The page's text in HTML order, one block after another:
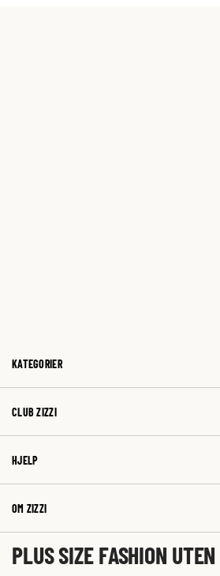
KATEGORIER
CLUB ZIZZI
HJELP
OM ZIZZI
PLUS SIZE FASHION